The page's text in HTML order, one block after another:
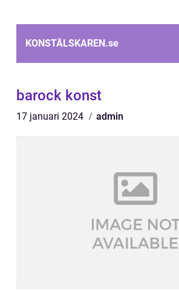
KONSTÄLSKAREN.se
barock konst
17 januari 2024 admin